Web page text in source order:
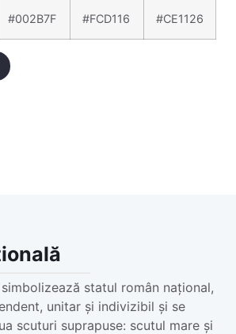
#002B7F #FCD116 #CE1126
statul român național,
unitar și indivizibil și se
scuturi suprapuse: scutul mare și